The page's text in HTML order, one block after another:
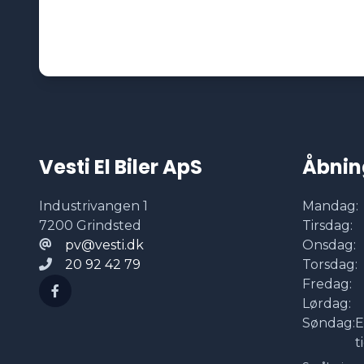
Vesti El Biler ApS
Industrivangen 1
7200 Grindsted
pv@vesti.dk
20 92 42 79
Mandag:
Tirsdag:
Onsdag:
Torsdag:
Fredag:
Lørdag:
Søndag: